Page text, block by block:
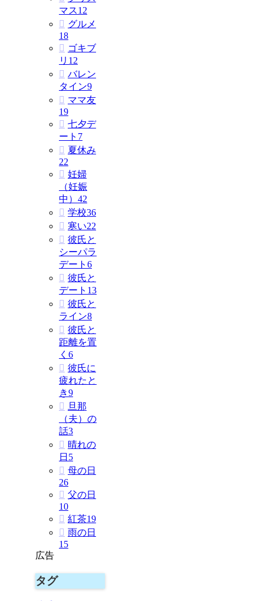
マス12
グルメ
18
ゴキブ
リ 12
バレン
タイン9
ママ友
19
七夕デ
ート 7
夏休み
22
妊婦
（妊娠
中） 42
学校36
寒い22
彼氏と
シーパラ
デート 6
彼氏と
デート 13
彼氏と
ライン8
彼氏と
距離を置
く 6
彼氏に
疲れたと
き9
旦那
（夫）の
話3
晴れの
日 5
母の日
26
父の日
10
紅茶19
雨の日
15
広告
タグ